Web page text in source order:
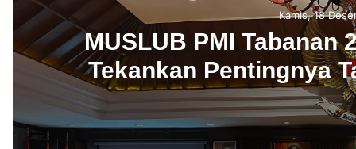
Kamis, 18
PMI Kabupaten
Biasa, I Made Dirga